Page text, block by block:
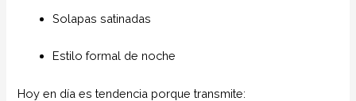
Solapas satinadas
Estilo formal de noche
Hoy en día es tendencia porque transmite: